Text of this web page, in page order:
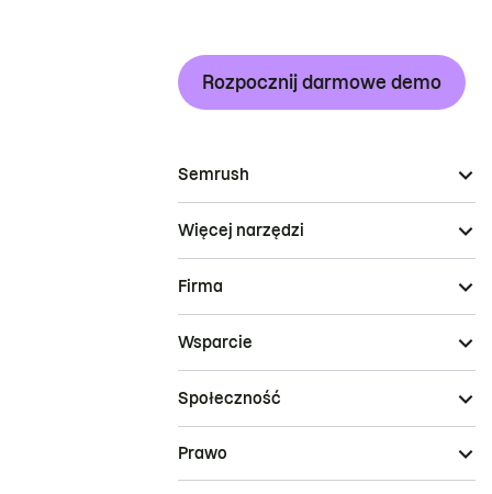
Rozpocznij darmowe demo
Semrush
Więcej narzędzi
Firma
Wsparcie
Społeczność
Prawo